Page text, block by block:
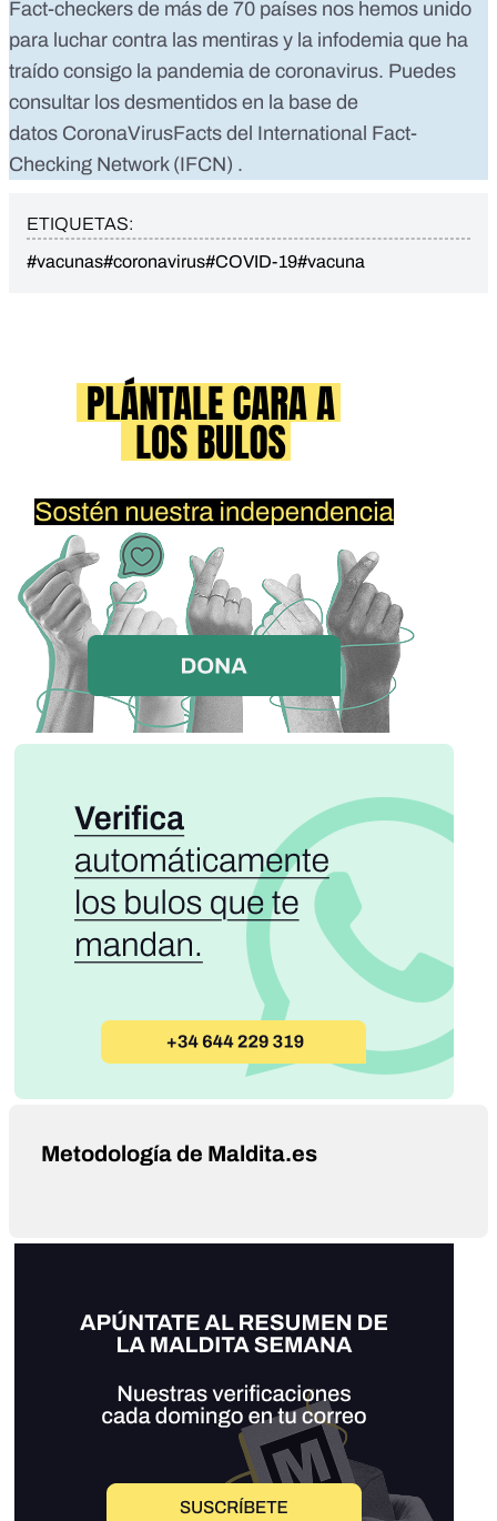
Fact-checkers de más de 70 países nos hemos unido
para luchar contra las mentiras y la infodemia que ha
traído consigo la pandemia de coronavirus. Puedes
consultar los desmentidos en la base de
datos CoronaVirusFacts del International Fact-
Checking Network (IFCN) .
ETIQUETAS:
#vacunas#coronavirus#COVID-19#vacuna
Metodología de Maldita.es